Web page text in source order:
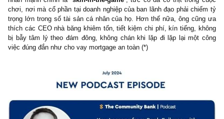
bluechips quản trị tốt khác như US Bancorp (NYSE: USB).
Chúng tôi học được ông tầm quan trọng của việc dành nhiều
đánh giá tố chất ban lãnh đạo thay vì chỉ biết loanh quanh với
Excel, và trong tố chất ban lãnh đạo đó, thứ quan trọng nhất
thích các CEO nhà băng khiêm tốn, tiết kiệm chi phí, kín tiếng,
bị bẫy tâm lý theo đám đông, không chán khi lặp đi lặp lại một
việc đúng đắn như cho vay mortgage an toàn (*)